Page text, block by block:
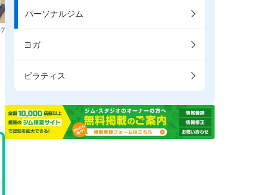
パーソナルジム
ヨガ
ピラティス